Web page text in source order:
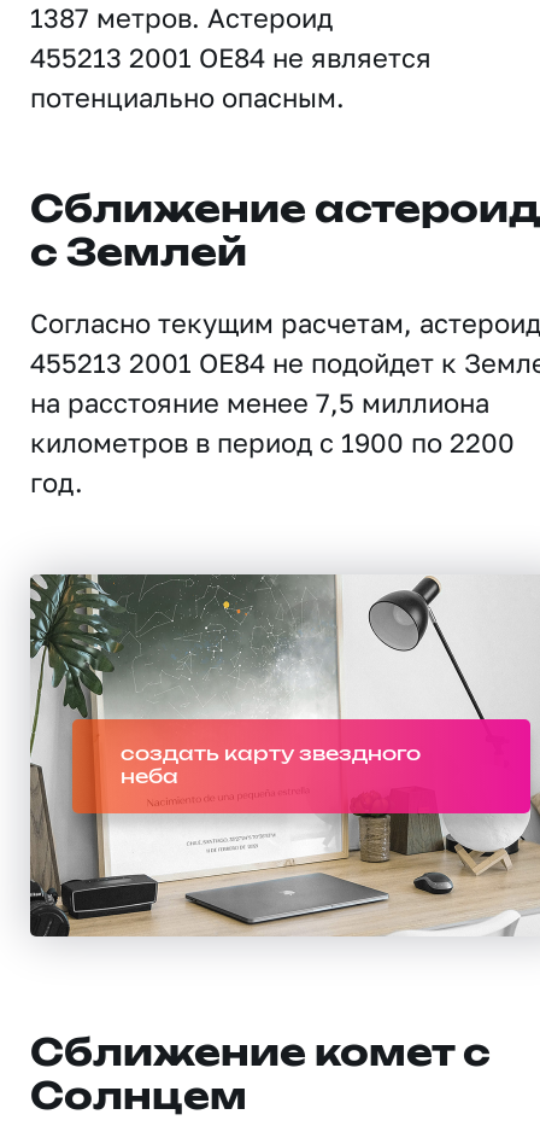
1387 метров. Астероид
455213 2001 OE84 не является
потенциально опасным.
Сближение
с Землей
Согласно текущим расчетам, астероид
455213 2001 OE84 не подойдет к
на расстояние менее 7,5 миллиона
километров в период с 1900 по 2200
год.
создать карту звездного
неба
Сближение комет с
Солнцем